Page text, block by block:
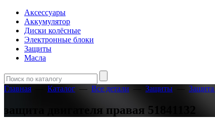
Аксессуары
Аккумулятор
Диски колёсные
Электронные блоки
Защиты
Масла
Главная Каталог — Все детали — Защиты — Защита
защита двигателя правая 51841132